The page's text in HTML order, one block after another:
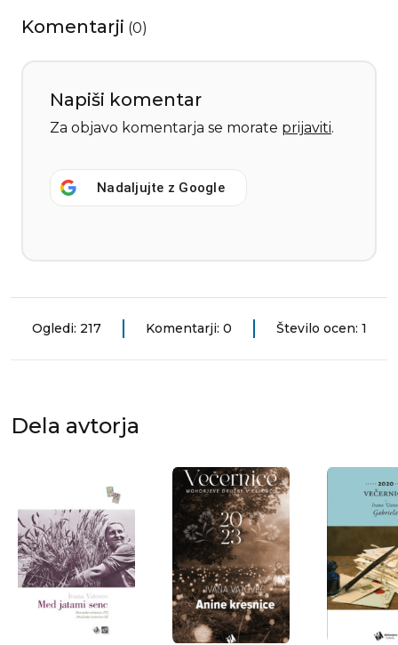
Komentarji (0)
Napiši komentar
Za objavo komentarja se morate prijaviti.
Nadaljujte z Google
Ogledi: 217 Komentarji: 0 Število ocen: 1
Dela avtorja